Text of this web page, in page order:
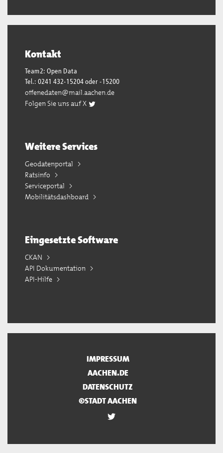
Kontakt
Team2: Open Data
Tel.: 0241 432-15204 oder -15200
offenedaten@mail.aachen.de
Folgen Sie uns auf X
Weitere Services
Geodatenportal
Ratsinfo
Serviceportal
Mobilitätsdashboard
Eingesetzte Software
CKAN
API Dokumentation
API-Hilfe
IMPRESSUM
AACHEN.DE
DATENSCHUTZ
©STADT AACHEN